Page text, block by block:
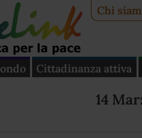
Chi
Cittadinanza attiva
14